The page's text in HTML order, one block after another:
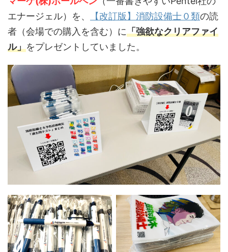
エナージェル）を、
【改訂版】消防設備士０類の読
者（会場での購入を含む）に「強欲なクリアファイ
ル」をプレゼントしていました。